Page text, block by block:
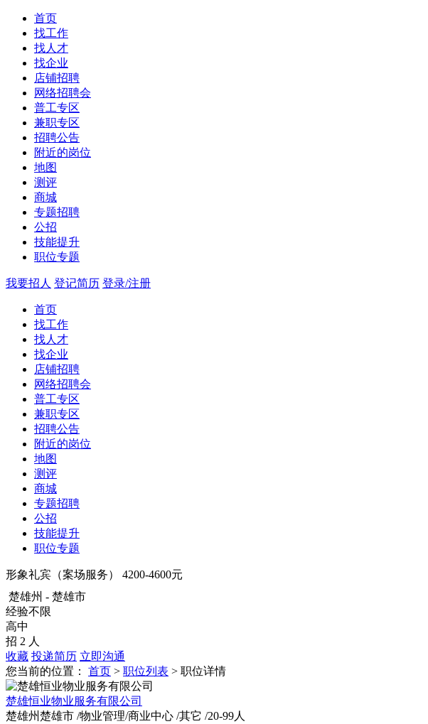
首页
找工作
找人才
找企业
店铺招聘
网络招聘会
普工专区
兼职专区
招聘公告
附近的岗位
地图
测评
商城
专题招聘
公招
技能提升
职位专题
我要招人 登记简历 登录/注册
首页
找工作
找人才
找企业
店铺招聘
网络招聘会
普工专区
兼职专区
招聘公告
附近的岗位
地图
测评
商城
专题招聘
公招
技能提升
职位专题
形象礼宾（案场服务） 4200-4600元
楚雄州 - 楚雄市
经验不限
高中
招 2 人
收藏 投递简历 立即沟通
您当前的位置： 首页 > 职位列表 > 职位详情
楚雄恒业物业服务有限公司
楚雄州楚雄市 /物业管理/商业中心 /其它 /20-99人